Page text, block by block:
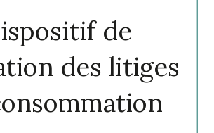
de
des litiges